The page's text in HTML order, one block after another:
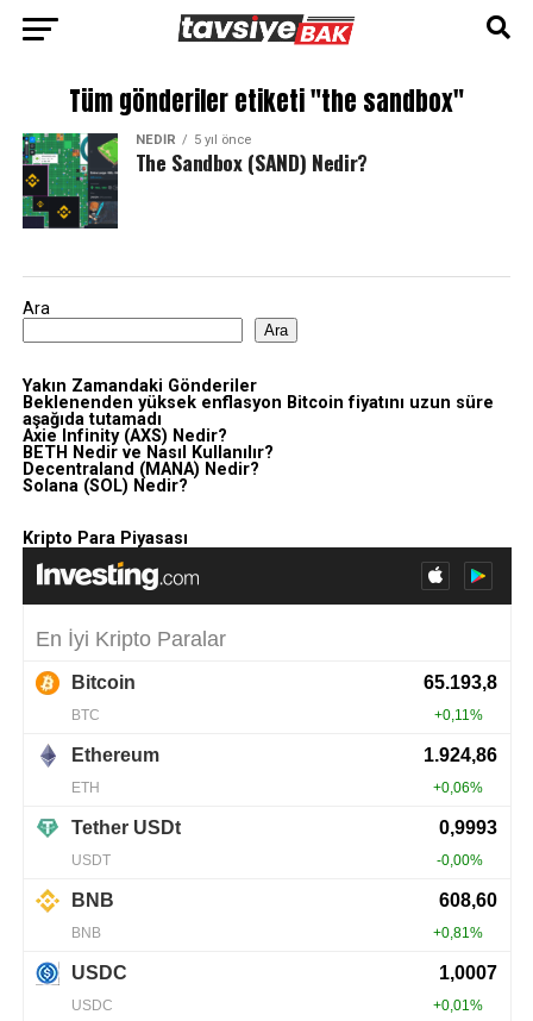
Tüm gönderiler etiketi "the sandbox"
NEDIR 5 yıl önce
The Sandbox (SAND) Nedir?
Ara
Ara
Yakın Zamandaki Gönderiler
Beklenenden yüksek enflasyon Bitcoin fiyatını uzun süre
aşağıda tutamadı
Axie Infinity (AXS) Nedir?
BETH Nedir ve Nasıl Kullanılır?
Decentraland (MANA) Nedir?
Solana (SOL) Nedir?
Kripto Para Piyasası